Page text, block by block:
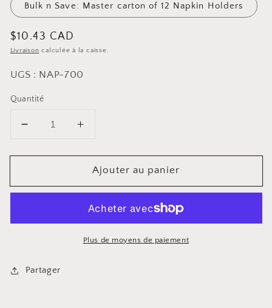
Bulk n Save: Master carton of 12 Napkin Holders
Prix
​​
$10.43 CAD
Livraison calculée à la caisse.
UGS : NAP-700
Quantité
Diminuer
quantité
Porte-
terrasse
Augmenter
quantité
pour
Porte-
de
terrasse
Cuisinox
Ajouter au panier
Plus de moyens de paiement
Partager